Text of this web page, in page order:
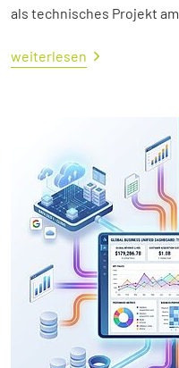
als technisches Projekt
weiterlesen